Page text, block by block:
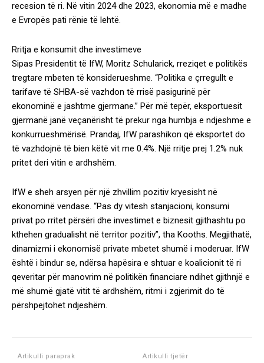
recesion të ri. Në vitin 2024 dhe 2023, ekonomia më e madhe
e Evropës pati rënie të lehtë.
Rritja e konsumit dhe investimeve
Sipas Presidentit të IfW, Moritz Schularick, rreziqet e politikës
tregtare mbeten të konsiderueshme. “Politika e çrregullt e
tarifave të SHBA-së vazhdon të rrisë pasigurinë për
ekonominë e jashtme gjermane.” Për më tepër, eksportuesit
gjermanë janë veçanërisht të prekur nga humbja e ndjeshme e
konkurrueshmërisë. Prandaj, IfW parashikon që eksportet do
të vazhdojnë të bien këtë vit me 0.4%. Një rritje prej 1.2% nuk
pritet deri vitin e ardhshëm.
IfW e sheh arsyen për një zhvillim pozitiv kryesisht në
ekonominë vendase. “Pas dy vitesh stanjacioni, konsumi
privat po rritet përsëri dhe investimet e biznesit gjithashtu po
kthehen gradualisht në territor pozitiv”, tha Kooths. Megjithatë,
dinamizmi i ekonomisë private mbetet shumë i moderuar. IfW
është i bindur se, ndërsa hapësira e shtuar e koalicionit të ri
qeveritar për manovrim në politikën financiare ndihet gjithnjë e
më shumë gjatë vitit të ardhshëm, ritmi i zgjerimit do të
përshpejtohet ndjeshëm.
Artikulli paraprak Artikulli tjetër